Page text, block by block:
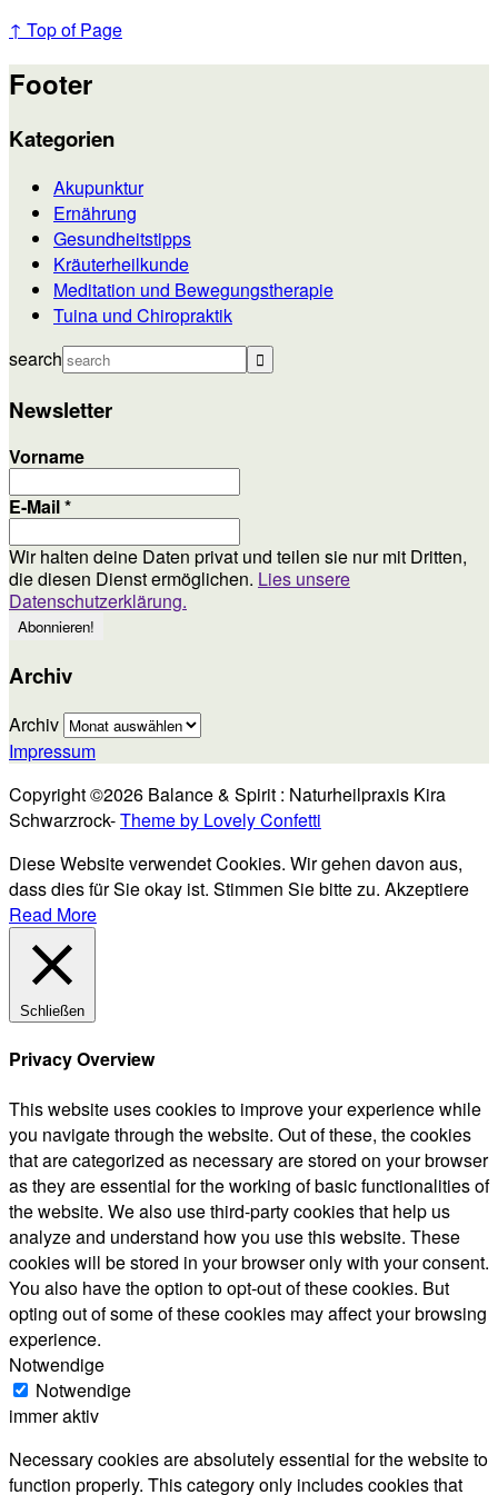
↑ Top of Page
Footer
Kategorien
Akupunktur
Ernährung
Gesundheitstipps
Kräuterheilkunde
Meditation und Bewegungstherapie
Tuina und Chiropraktik
search
Newsletter
Vorname
E-Mail*
Wir halten deine Daten privat und teilen sie nur mit Dritten,
die diesen Dienst ermöglichen. Lies unsere
Datenschutzerklärung.
Archiv
Archiv
Impressum
Copyright ©2026 Balance & Spirit : Naturheilpraxis Kira
Schwarzrock-Theme by Lovely Confetti
Diese Website verwendet Cookies. Wir gehen davon aus,
dass dies für Sie okay ist. Stimmen Sie bitte zu. Akzeptiere
Read More
Schließen
Privacy Overview
This website uses cookies to improve your experience while
you navigate through the website. Out of these, the cookies
that are categorized as necessary are stored on your browser
as they are essential for the working of basic functionalities of
the website. We also use third-party cookies that help us
analyze and understand how you use this website. These
cookies will be stored in your browser only with your consent.
You also have the option to opt-out of these cookies. But
opting out of some of these cookies may affect your browsing
experience.
Notwendige
Notwendige
immer aktiv
Necessary cookies are absolutely essential for the website to
function properly. This category only includes cookies that